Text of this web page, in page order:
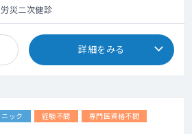
労災二次健診
詳細をみる
ック 経験不問 専門医資格不問